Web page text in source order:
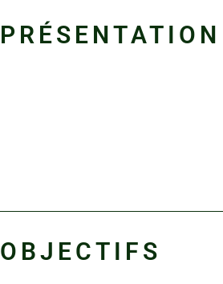
PRÉSENTATION
OBJECTIFS